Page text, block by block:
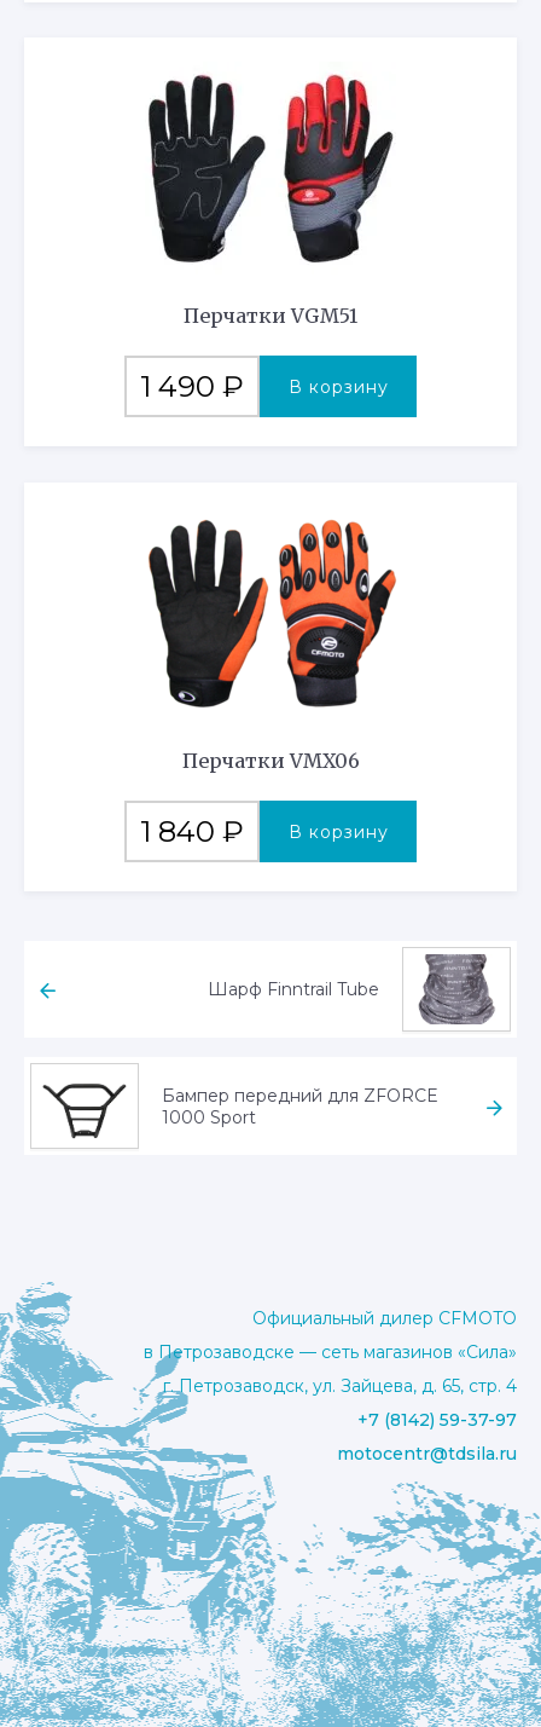
Перчатки VGM51
1 490 ₽ В корзину
Перчатки VMX06
1 840 ₽ В корзину
Шарф Finntrail Tube
Бампер передний для ZFORCE
1000 Sport
Официальный дилер CFMOTO
в Петрозаводске — сеть магазинов «Сила»
г. Петрозаводск, ул. Зайцева, д. 65, стр. 4
+7 (8142) 59-37-97
motocentr@tdsila.ru